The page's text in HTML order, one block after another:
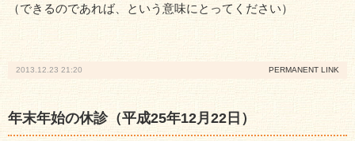
（できるのであれば、という意味にとってください）
2013.12.23 21:20 PERMANENT LINK
年末年始の休診（平成25年12月22日）